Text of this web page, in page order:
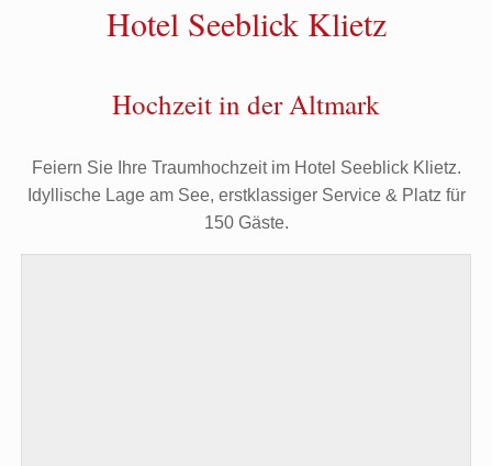
Hotel Seeblick Klietz
Hochzeit in der Altmark
Feiern Sie Ihre Traumhochzeit im Hotel Seeblick Klietz.
Idyllische Lage am See, erstklassiger Service & Platz für
150 Gäste.